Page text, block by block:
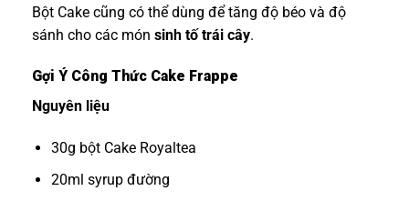
Bột Cake cũng có thể dùng để tăng độ béo và độ
sánh cho các món sinh tố trái cây.
Gợi Ý Công Thức Cake Frappe
Nguyên liệu
30g bột Cake Royaltea
20ml syrup đường